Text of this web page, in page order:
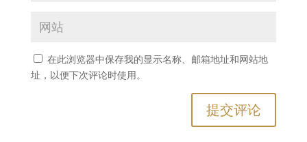
在此浏览器中保存我的显示名称、邮箱地址和网站地
址，以便下次评论时使用。